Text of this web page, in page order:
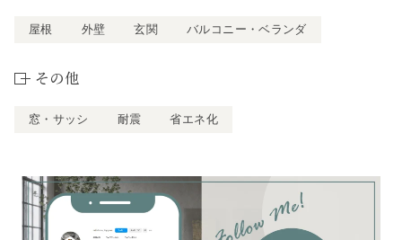
屋根 外壁 玄関 バルコニー・ベランダ
その他
窓・サッシ 耐震 省エネ化